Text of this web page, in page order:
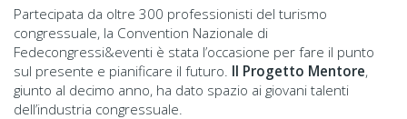
Partecipata da oltre 300 professionisti del turismo
congressuale, la Convention Nazionale di
Fedecongressi&eventi è stata l’occasione per fare il punto
sul presente e pianificare il futuro. Il Progetto Mentore,
giunto al decimo anno, ha dato spazio ai giovani talenti
dell’industria congressuale.